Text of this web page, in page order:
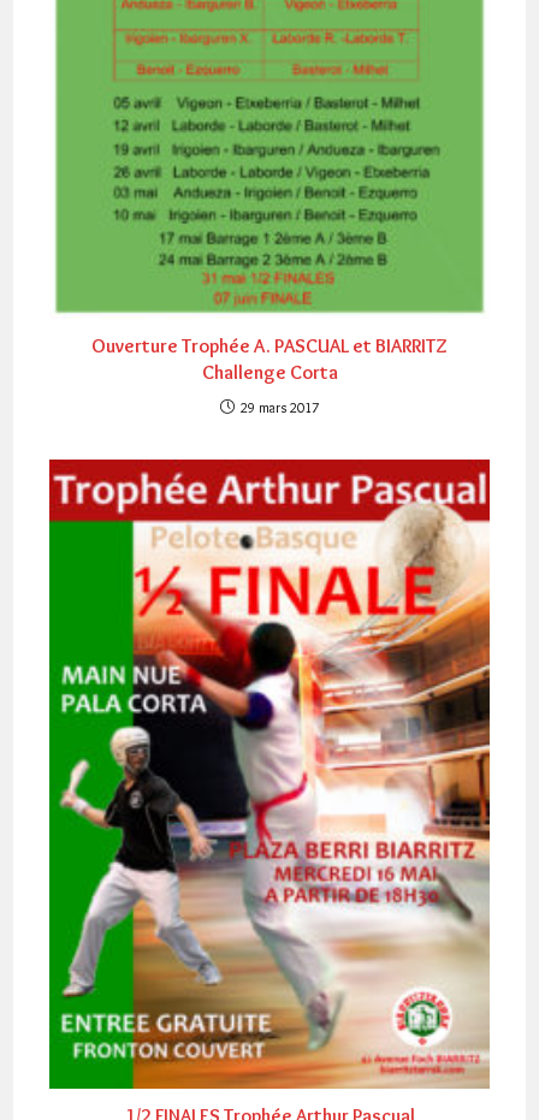
Ouverture Trophée A. PASCUAL et BIARRITZ
Challenge Corta
29 mars 2017
1/2 FINALES Trophée Arthur Pascual